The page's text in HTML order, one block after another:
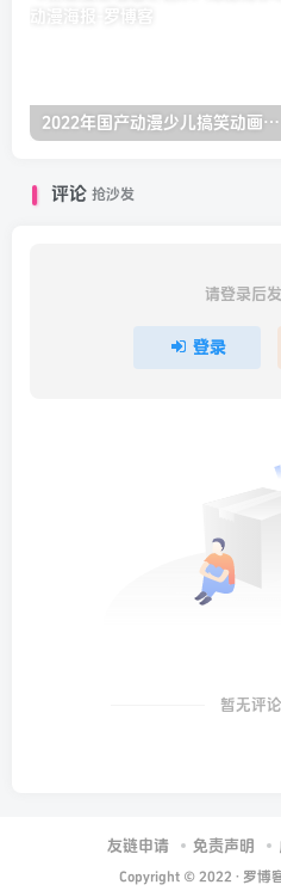
2022年国产动漫少儿搞笑动画《熊出没之怪兽计划2》高清无水印动漫海报
评论 抢沙发
请登录后
登录
暂无评
友链申请 免责声明
Copyright © 2022 · 罗博